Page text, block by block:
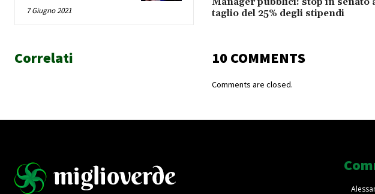
7 Giugno 2021
taglio del 25% degli stipendi
Correlati 10 COMMENTS
Comments are closed.